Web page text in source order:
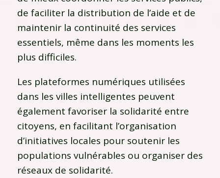
de faciliter la distribution de l’aide et de
maintenir la continuité des services
essentiels, même dans les moments les
plus difficiles.
Les plateformes numériques utilisées
dans les villes intelligentes peuvent
également favoriser la solidarité entre
citoyens, en facilitant l’organisation
d’initiatives locales pour soutenir les
populations vulnérables ou organiser des
réseaux de solidarité.